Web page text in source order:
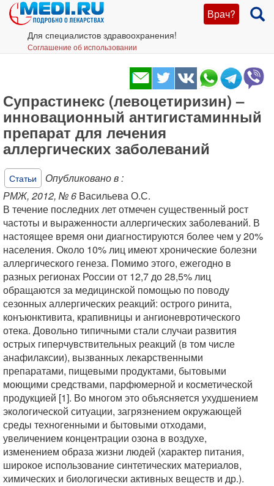
Врач?
Для специалистов здравоохранения!
Соглашение об использовании
Супрастинекс (левоцетиризин) –
инновационный антигистаминный
препарат для лечения
аллергических заболеваний
Статьи
Опубликовано в :
РМЖ, 2012, № 6 Васильева О.С.
В течение последних лет отмечен существенный рост
частоты и выраженности аллергических заболеваний. В
настоящее время они диагностируются более чем у 20%
населения. Около 10% лиц имеют хронические болезни
аллергического генеза. Помимо этого, ежегодно в
разных регионах России от 12,7 до 28,5% лиц
обращаются за медицинской помощью по поводу
сезонных аллергических реакций: острого ринита,
конъюнктивита, крапивницы и ангионевротического
отека. Довольно типичными стали случаи развития
острых гиперчувствительных реакций (в том числе
анафилаксии), вызванных лекарственными
препаратами, пищевыми продуктами, бытовыми
моющими средствами, парфюмерной и косметической
продукцией [1]. Во многом это объясняется ухудшением
экологической ситуации, загрязнением окружающей
среды техногенными и бытовыми отходами,
увеличением концентрации озона в воздухе,
изменением образа жизни людей (характер питания,
широкое использование синтетических материалов,
химических и биологически активных веществ и др.).